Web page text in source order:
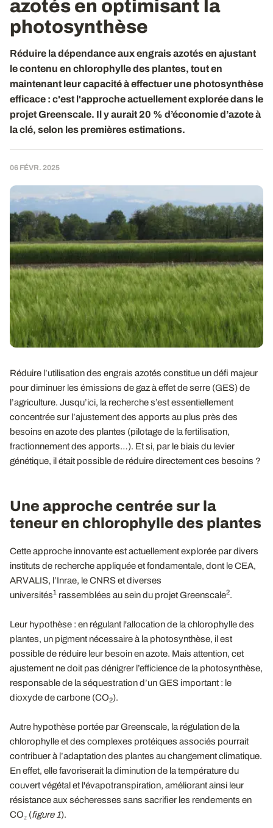
azotés en optimisant la
photosynthèse
Réduire la dépendance aux engrais azotés en ajustant
le contenu en chlorophylle des plantes, tout en
maintenant leur capacité à effectuer une photosynthèse
efficace : c'est l'approche actuellement explorée dans le
projet Greenscale. Il y aurait 20 % d’économie d’azote à
la clé, selon les premières estimations.
06 FÉVR. 2025
Réduire l’utilisation des engrais azotés constitue un défi majeur
pour diminuer les émissions de gaz à effet de serre (GES) de
l’agriculture. Jusqu’ici, la recherche s’est essentiellement
concentrée sur l’ajustement des apports au plus près des
besoins en azote des plantes (pilotage de la fertilisation,
fractionnement des apports…). Et si, par le biais du levier
génétique, il était possible de réduire directement ces besoins ?
Une approche centrée sur la
teneur en chlorophylle des plantes
Cette approche innovante est actuellement explorée par divers
instituts de recherche appliquée et fondamentale, dont le CEA,
ARVALIS, l’Inrae, le CNRS et diverses
universités1 rassemblées au sein du projet Greenscale2.
Leur hypothèse : en régulant l'allocation de la chlorophylle des
plantes, un pigment nécessaire à la photosynthèse, il est
possible de réduire leur besoin en azote. Mais attention, cet
ajustement ne doit pas dénigrer l’efficience de la photosynthèse,
responsable de la séquestration d’un GES important : le
dioxyde de carbone (CO2).
Autre hypothèse portée par Greenscale, la régulation de la
chlorophylle et des complexes protéiques associés pourrait
contribuer à l’adaptation des plantes au changement climatique.
En effet, elle favoriserait la diminution de la température du
couvert végétal et l'évapotranspiration, améliorant ainsi leur
résistance aux sécheresses sans sacrifier les rendements en
CO₂ (figure 1).